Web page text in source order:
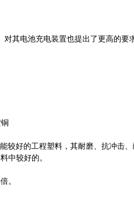
其电池充电装置也提出了更高的要
较好的工程塑料，其耐磨、抗冲击
中较好的。
。